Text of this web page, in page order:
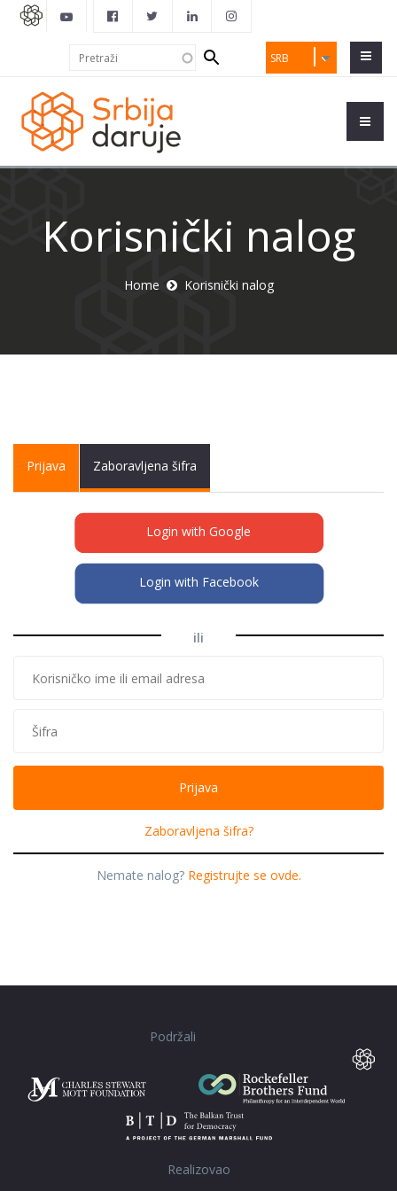
SRB
Search
form
Korisnički nalog
Home Korisnički nalog
Primary tabs
Prijava (activeZaboravljena šifra
Login with Google
Login with Facebook
ili
Zaboravljena šifra?
Nemate nalog? Registrujte se ovde.
Podržali
Realizovao